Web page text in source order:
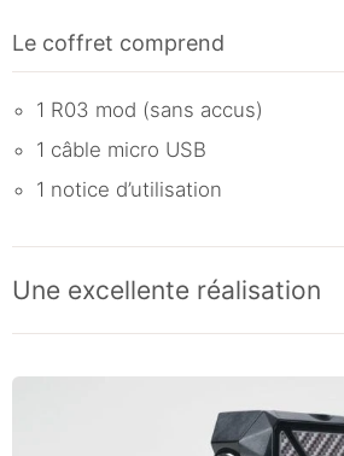
Le coffret comprend
1 R03 mod (sans accus)
1 câble micro USB
1 notice d’utilisation
Une excellente réalisation